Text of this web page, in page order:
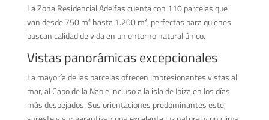
La Zona Residencial Adelfas cuenta con 110 parcelas que
van desde 750 m² hasta 1.200 m², perfectas para quienes
buscan calidad de vida en un entorno natural único.
Vistas panorámicas excepcionales
La mayoría de las parcelas ofrecen impresionantes vistas al
mar, al Cabo de la Nao e incluso a la isla de Ibiza en los días
más despejados. Sus orientaciones predominantes este,